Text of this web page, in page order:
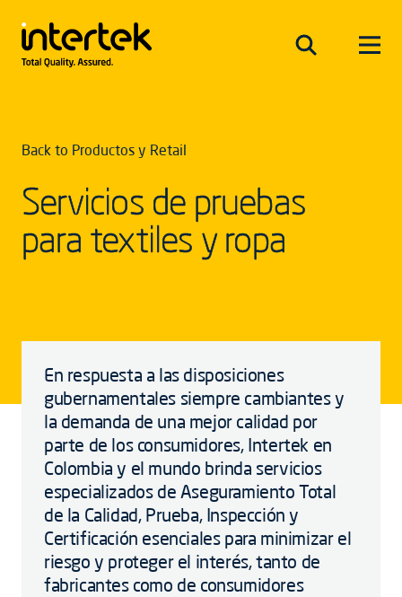
Back to Productos y Retail
Servicios de pruebas
para textiles y ropa
En respuesta a las disposiciones
gubernamentales siempre cambiantes y
la demanda de una mejor calidad por
parte de los consumidores, Intertek en
Colombia y el mundo brinda servicios
especializados de Aseguramiento Total
de la Calidad, Prueba, Inspección y
Certificación esenciales para minimizar el
riesgo y proteger el interés, tanto de
fabricantes como de consumidores